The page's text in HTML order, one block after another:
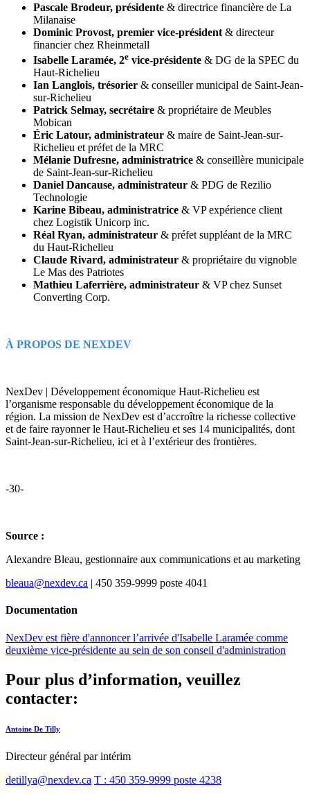
Pascale Brodeur, présidente & directrice financière de La
Milanaise
Dominic Provost, premier vice-président & directeur
financier chez Rheinmetall
Isabelle Laramée, 2e vice-présidente & DG de la SPEC du
Haut-Richelieu
Ian Langlois, trésorier & conseiller municipal de Saint-Jean-
sur-Richelieu
Patrick Selmay, secrétaire & propriétaire de Meubles
Mobican
Éric Latour, administrateur & maire de Saint-Jean-sur-
Richelieu et préfet de la MRC
Mélanie Dufresne, administratrice & conseillère municipale
de Saint-Jean-sur-Richelieu
Daniel Dancause, administrateur & PDG de Rezilio
Technologie
Karine Bibeau, administratrice & VP expérience client
chez Logistik Unicorp inc.
Réal Ryan, administrateur & préfet suppléant de la MRC
du Haut-Richelieu
Claude Rivard, administrateur & propriétaire du vignoble
Le Mas des Patriotes
Mathieu Laferrière, administrateur & VP chez Sunset
Converting Corp.
À PROPOS DE NEXDEV
NexDev | Développement économique Haut-Richelieu est
l’organisme responsable du développement économique de la
région. La mission de NexDev est d’accroître la richesse collective
et de faire rayonner le Haut-Richelieu et ses 14 municipalités, dont
Saint-Jean-sur-Richelieu, ici et à l’extérieur des frontières.
-30-
Source :
Alexandre Bleau, gestionnaire aux communications et au marketing
bleaua@nexdev.ca | 450 359-9999 poste 4041
Documentation
NexDev est fière d'annoncer l’arrivée d'Isabelle Laramée comme
deuxième vice-présidente au sein de son conseil d'administration
Pour plus d’information, veuillez
contacter:
Antoine De Tilly
Directeur général par intérim
detillya@nexdev.ca T : 450 359-9999 poste 4238